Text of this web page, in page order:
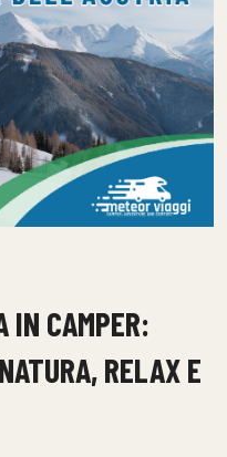
IN CAMPER:
RELAX E